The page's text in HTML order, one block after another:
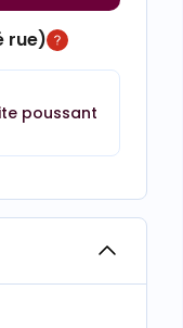
rue)
poussant